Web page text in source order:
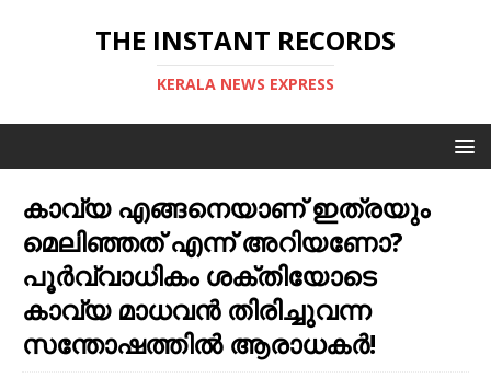
THE INSTANT RECORDS
KERALA NEWS EXPRESS
കാവ്യ എങ്ങനെയാണ് ഇത്രയും
മെലിഞ്ഞത് എന്ന് അറിയണോ?
പൂര്‍വ്വാധികം ശക്തിയോടെ
കാവ്യ മാധവന്‍ തിരിച്ചുവന്ന
സന്തോഷത്തില്‍ ആരാധകര്‍!